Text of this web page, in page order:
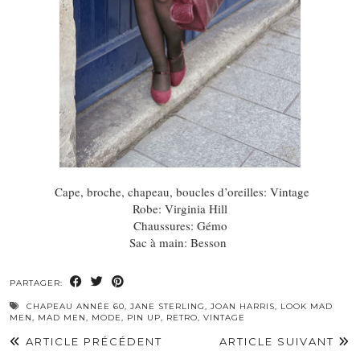
Cape, broche, chapeau, boucles d’oreilles: Vintage
Robe: Virginia Hill
Chaussures: Gémo
Sac à main: Besson
PARTAGER:
CHAPEAU ANNÉE 60 JANE STERLING JOAN HARRIS
LOOK MAD
MEN
MAD MEN MODE PIN UP RETRO VINTAGE
ARTICLE PRÉCÉDENT
ARTICLE SUIVANT